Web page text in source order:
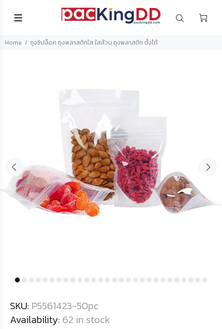
Home ถุงซิปล็อค ถุงพลาสติกใส ใสล้วน ถุงพลาสติก ตั้งได้
SKU: P5561423-50pc
Availability: 62 in stock